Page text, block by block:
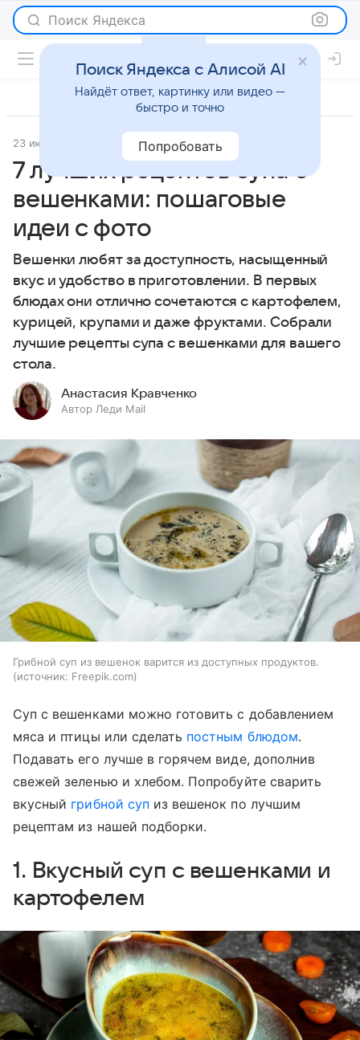
Поиск Яндекса
23 июня 2025 Рецепты
7 лучших рецептов супа с
вешенками: пошаговые
идеи с фото
Вешенки любят за доступность, насыщенный
вкус и удобство в приготовлении. В первых
блюдах они отлично сочетаются с картофелем,
курицей, крупами и даже фруктами. Собрали
лучшие рецепты супа с вешенками для вашего
стола.
Анастасия Кравченко
Автор Леди Mail
Грибной суп из вешенок варится из доступных продуктов.
источник: Freepik.com
Суп с вешенками можно готовить с добавлением
мяса и птицы или сделать постным блюдом.
Подавать его лучше в горячем виде, дополнив
свежей зеленью и хлебом. Попробуйте сварить
вкусный грибной суп из вешенок по лучшим
рецептам из нашей подборки.
1. Вкусный суп с вешенками и
картофелем
Поиск Яндекса с Алисой AI
Найдёт ответ, картинку или видео —
быстро и точно
Попробовать